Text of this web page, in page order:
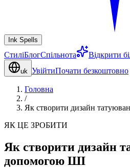
Ink Spells
СтиліБлогСпільнота Відкрити
uk УвійтиПочати безкоштовно
Головна
/
Як створити дизайн
ЯК ЦЕ ЗРОБИТИ
Як створити дизайн
допомогою ШІ